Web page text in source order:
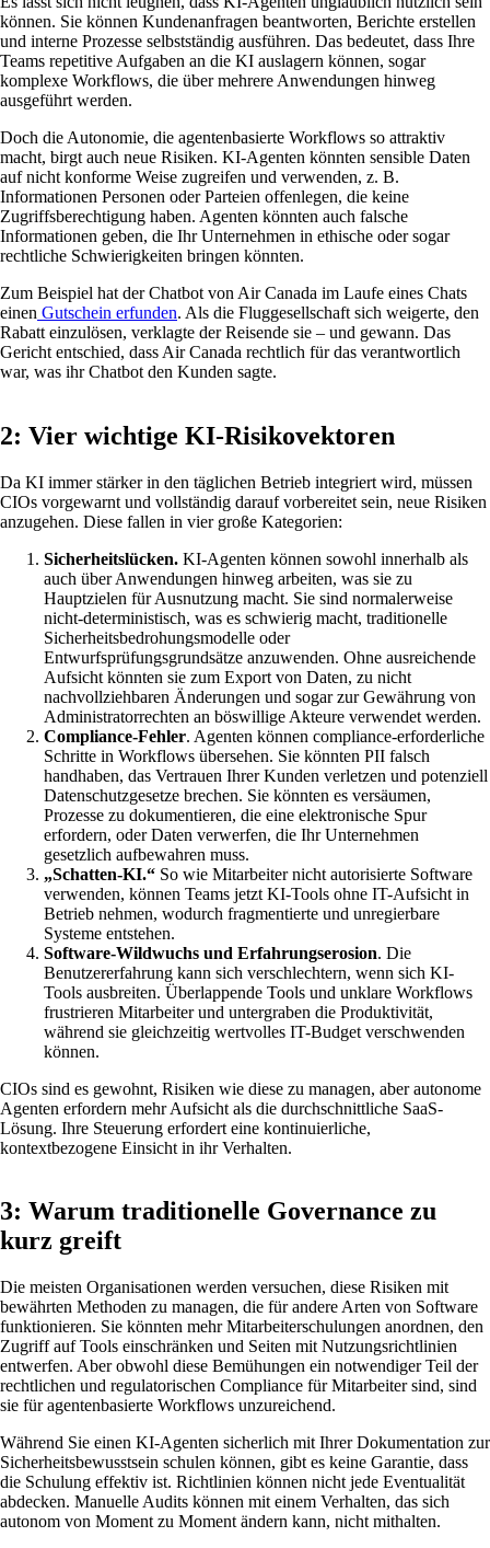
können. Sie können Kundenanfragen beantworten, Berichte erstellen
und interne Prozesse selbstständig ausführen. Das bedeutet, dass Ihre
Teams repetitive Aufgaben an die KI auslagern können, sogar
komplexe Workflows, die über mehrere Anwendungen hinweg
ausgeführt werden.
Doch die Autonomie, die agentenbasierte Workflows so attraktiv
macht, birgt auch neue Risiken. KI-Agenten könnten sensible Daten
auf nicht konforme Weise zugreifen und verwenden, z. B.
Informationen Personen oder Parteien offenlegen, die keine
Zugriffsberechtigung haben. Agenten könnten auch falsche
Informationen geben, die Ihr Unternehmen in ethische oder sogar
rechtliche Schwierigkeiten bringen könnten.
Zum Beispiel hat der Chatbot von Air Canada im Laufe eines Chats
einen Gutschein erfunden. Als die Fluggesellschaft sich weigerte, den
Rabatt einzulösen, verklagte der Reisende sie – und gewann. Das
Gericht entschied, dass Air Canada rechtlich für das verantwortlich
war, was ihr Chatbot den Kunden sagte.
2: Vier wichtige KI-Risikovektoren
Da KI immer stärker in den täglichen Betrieb integriert wird, müssen
CIOs vorgewarnt und vollständig darauf vorbereitet sein, neue Risiken
anzugehen. Diese fallen in vier große Kategorien:
Sicherheitslücken. KI-Agenten können sowohl innerhalb als
auch über Anwendungen hinweg arbeiten, was sie zu
Hauptzielen für Ausnutzung macht. Sie sind normalerweise
nicht-deterministisch, was es schwierig macht, traditionelle
Sicherheitsbedrohungsmodelle oder
Entwurfsprüfungsgrundsätze anzuwenden. Ohne ausreichende
Aufsicht könnten sie zum Export von Daten, zu nicht
nachvollziehbaren Änderungen und sogar zur Gewährung von
Administratorrechten an böswillige Akteure verwendet werden.
Compliance-Fehler. Agenten können compliance-erforderliche
Schritte in Workflows übersehen. Sie könnten PII falsch
handhaben, das Vertrauen Ihrer Kunden verletzen und potenziell
Datenschutzgesetze brechen. Sie könnten es versäumen,
Prozesse zu dokumentieren, die eine elektronische Spur
erfordern, oder Daten verwerfen, die Ihr Unternehmen
gesetzlich aufbewahren muss.
„Schatten-KI.“ So wie Mitarbeiter nicht autorisierte Software
verwenden, können Teams jetzt KI-Tools ohne IT-Aufsicht in
Betrieb nehmen, wodurch fragmentierte und unregierbare
Systeme entstehen.
Software-Wildwuchs und Erfahrungserosion. Die
Benutzererfahrung kann sich verschlechtern, wenn sich KI-
Tools ausbreiten. Überlappende Tools und unklare Workflows
frustrieren Mitarbeiter und untergraben die Produktivität,
während sie gleichzeitig wertvolles IT-Budget verschwenden
können.
CIOs sind es gewohnt, Risiken wie diese zu managen, aber autonome
Agenten erfordern mehr Aufsicht als die durchschnittliche SaaS-
Lösung. Ihre Steuerung erfordert eine kontinuierliche,
kontextbezogene Einsicht in ihr Verhalten.
3: Warum traditionelle Governance zu
kurz greift
Die meisten Organisationen werden versuchen, diese Risiken mit
bewährten Methoden zu managen, die für andere Arten von Software
funktionieren. Sie könnten mehr Mitarbeiterschulungen anordnen, den
Zugriff auf Tools einschränken und Seiten mit Nutzungsrichtlinien
entwerfen. Aber obwohl diese Bemühungen ein notwendiger Teil der
rechtlichen und regulatorischen Compliance für Mitarbeiter sind, sind
sie für agentenbasierte Workflows unzureichend.
Während Sie einen KI-Agenten sicherlich mit Ihrer Dokumentation zur
Sicherheitsbewusstsein schulen können, gibt es keine Garantie, dass
die Schulung effektiv ist. Richtlinien können nicht jede Eventualität
abdecken. Manuelle Audits können mit einem Verhalten, das sich
autonom von Moment zu Moment ändern kann, nicht mithalten.